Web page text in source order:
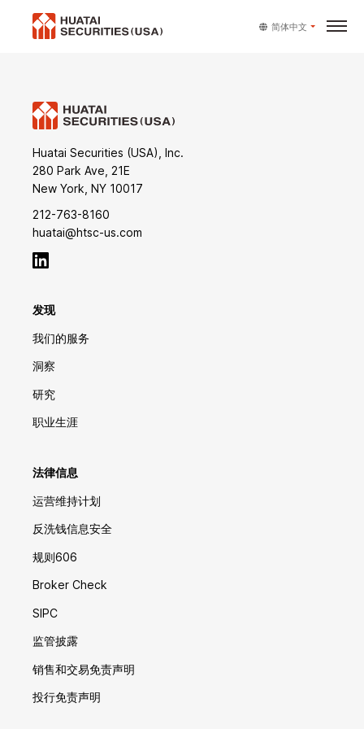
简体中文
Huatai Securities (USA), Inc.
280 Park Ave, 21E
New York, NY 10017
212-763-8160
huatai@htsc-us.com
发现
我们的服务
洞察
研究
职业生涯
法律信息
运营维持计划
反洗钱信息安全
规则606
Broker Check
SIPC
监管披露
销售和交易免责声明
投行免责声明